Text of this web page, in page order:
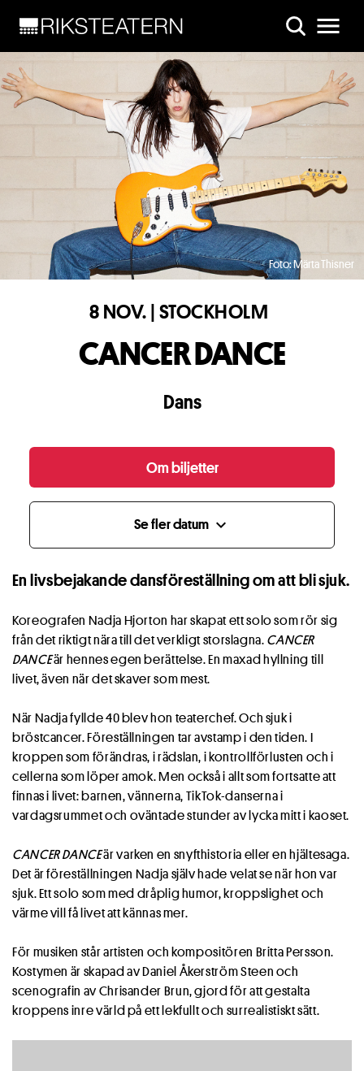
Foto: Märta Thisner
8 NOV. | STOCKHOLM
CANCER DANCE
Dans
Om biljetter
Se fler datum expand_more
En livsbejakande dansföreställning om att bli sjuk.
Koreografen Nadja Hjorton har skapat ett solo som rör sig
från det riktigt nära till det verkligt storslagna.CANCER
DANCEär hennes egen berättelse. En maxad hyllning till
livet, även när det skaver som mest.
När Nadja fyllde 40 blev hon teaterchef. Och sjuk i
bröstcancer. Föreställningen tar avstamp i den tiden. I
kroppen som förändras, i rädslan, i kontrollförlusten och i
cellerna som löper amok. Men också i allt som fortsatte att
finnas i livet: barnen, vännerna, TikTok-danserna i
vardagsrummet och oväntade stunder av lycka mitt i kaoset.
CANCER DANCEär varken en snyfthistoria eller en hjältesaga.
Det är föreställningen Nadja själv hade velat se när hon var
sjuk. Ett solo som med dråplig humor, kroppslighet och
värme vill få livet att kännas mer.
För musiken står artisten och kompositören Britta Persson.
Kostymen är skapad av Daniel Åkerström Steen och
scenografin av Chrisander Brun, gjord för att gestalta
kroppens inre värld på ett lekfullt och surrealistiskt sätt.